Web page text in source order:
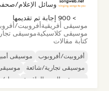
وسائل الإعلام/
> 900 إجابة تم تقديمها
موسيقى أفريقيةأفروبيت/
موسيقى كلاسيكيةموسيقى
كتابة مقالات
أفروبيت/أفروبوب موسيقى
موسيقى تجارية/شائعة
موسيقى البوب الراقصة